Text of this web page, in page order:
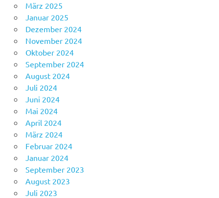
März 2025
Januar 2025
Dezember 2024
November 2024
Oktober 2024
September 2024
August 2024
Juli 2024
Juni 2024
Mai 2024
April 2024
März 2024
Februar 2024
Januar 2024
September 2023
August 2023
Juli 2023